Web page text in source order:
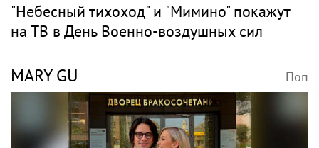
"Небесный тихоход" и "Мимино" покажут
на ТВ в День Военно-воздушных сил
MARY GU Поп